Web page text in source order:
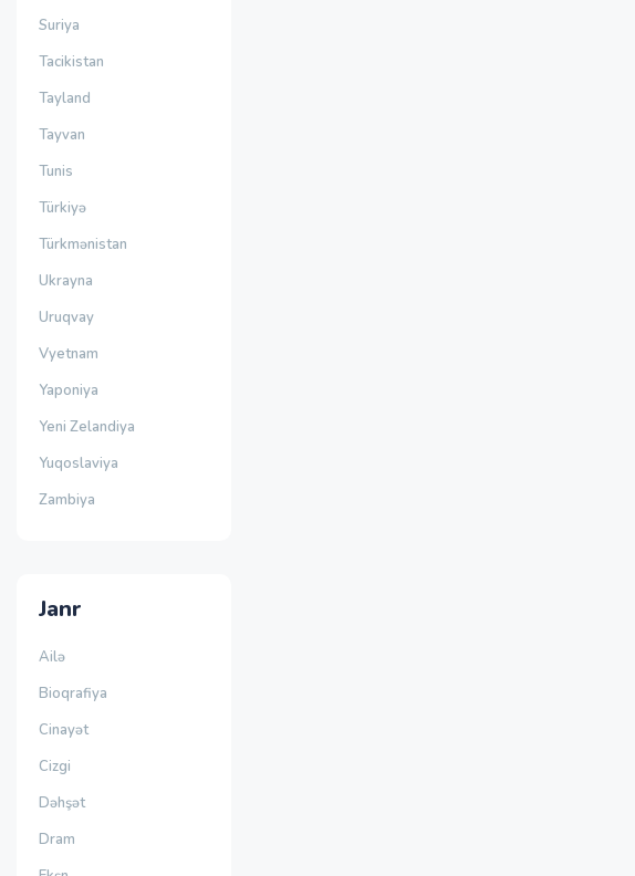
Suriya
Tacikistan
Tayland
Tayvan
Tunis
Türkiyə
Türkmənistan
Ukrayna
Uruqvay
Vyetnam
Yaponiya
Yeni Zelandiya
Yuqoslaviya
Zambiya
Janr
Ailə
Bioqrafiya
Cinayət
Cizgi
Dəhşət
Dram